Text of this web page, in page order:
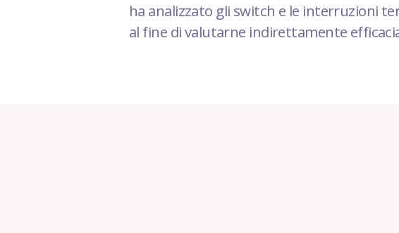
ha analizzato gli switch e le interruzioni
al fine di valutarne indirettamente